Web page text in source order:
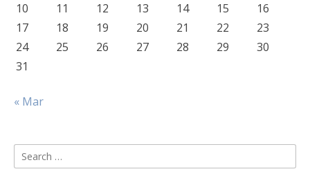
10
11 12 13 14 15
16
17
18 19 20 21 22
23
24
25 26 27 28 29
30
31
« Mar
Search
for: